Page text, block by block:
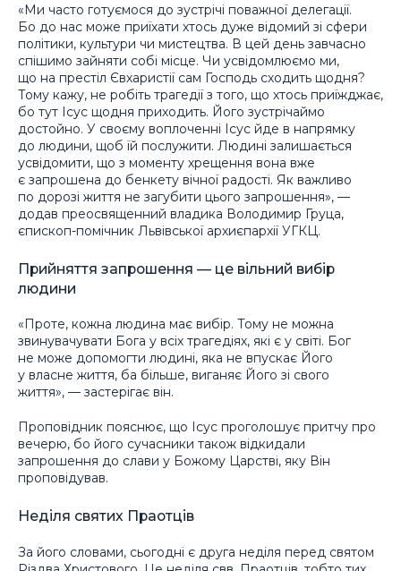
«Ми часто готуємося до зустрічі поважної делегації.
Бо до нас може приїхати хтось дуже відомий зі сфери
політики, культури чи мистецтва. В цей день завчасно
спішимо зайняти собі місце. Чи усвідомлюємо ми,
що на престіл Євхаристії сам Господь сходить щодня?
Тому кажу, не робіть трагедії з того, що хтось приїжджає,
бо тут Ісус щодня приходить. Його зустрічаймо
достойно. У своєму воплоченні Ісус йде в напрямку
до людини, щоб їй послужити. Людині залишається
усвідомити, що з моменту хрещення вона вже
є запрошена до бенкету вічної радості. Як важливо
по дорозі життя не загубити цього запрошення», —
додав преосвященний владика Володимир Груца,
єпископ-помічник Львівської архиєпархії УГКЦ.
Прийняття запрошення — це вільний вибір
людини
«Проте, кожна людина має вибір. Тому не можна
звинувачувати Бога у всіх трагедіях, які є у світі. Бог
не може допомогти людині, яка не впускає Його
у власне життя, ба більше, виганяє Його зі свого
життя», — застерігає він.
Проповідник пояснює, що Ісус проголошує притчу про
вечерю, бо його сучасники також відкидали
запрошення до слави у Божому Царстві, яку Він
проповідував.
Неділя святих Праотців
За його словами, сьогодні є друга неділя перед святом